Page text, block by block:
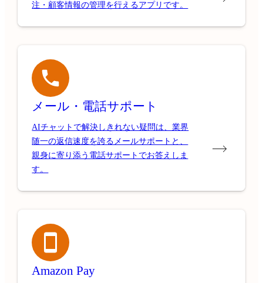
注・顧客情報の管理を行えるアプリです。
メール・電話サポート
AIチャットで解決しきれない疑問は、業界
随一の返信速度を誇るメールサポートと、
親身に寄り添う電話サポートでお答えしま
す。
Amazon Pay